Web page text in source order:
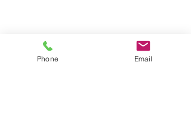
Phone Email